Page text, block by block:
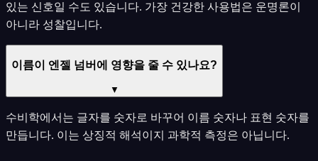
있는 신호일 수도 있습니다. 가장 건강한 사용법은 운명론이
아니라 성찰입니다.
이름이 엔젤 넘버에 영향을 줄 수 있나요?
▼
수비학에서는 글자를 숫자로 바꾸어 이름 숫자나 표현 숫자를
만듭니다. 이는 상징적 해석이지 과학적 측정은 아닙니다.